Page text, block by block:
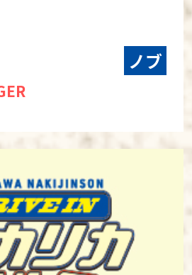
ノブ